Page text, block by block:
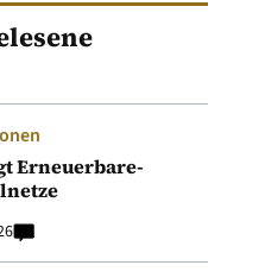
Erneuerbare-